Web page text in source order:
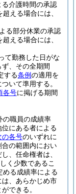
る介護時間の承認
える場合には、
る部分休業の承認
える場合には、
て勤務した日がな
、その全期間
する条例の適用を
いて準用する。
各号に掲げる期間
の職員の成績率
にある者による
の各号のいずれに
合の範囲内におい
し、任命権者は、
く少数であるこ
める成績率による
、あらかじめ市
できる。